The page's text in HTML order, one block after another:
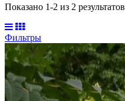
Показано 1-2 из 2 результатов
Фильтры